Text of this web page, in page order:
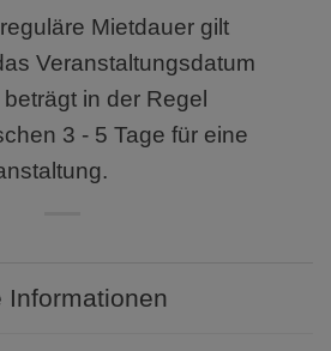
Mietdauer gilt
Veranstaltungsdatum
in der Regel
3 - 5 Tage für eine
Informationen